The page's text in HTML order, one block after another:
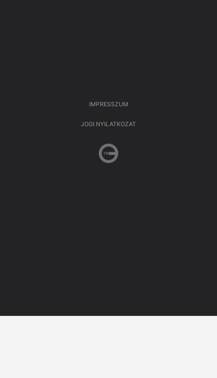
IMPRESSZUM
JOGI NYILATKOZAT